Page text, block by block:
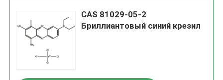
CAS 81029-05-2
Бриллиантовый синий крезил